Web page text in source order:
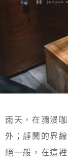
雨天，在瀰漫
外；靜鬧的界
絕一般，在這